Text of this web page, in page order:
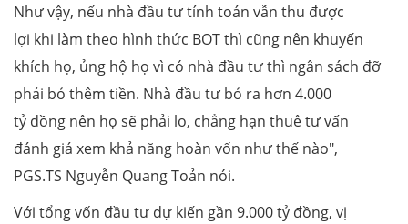
Như vậy, nếu nhà đầu tư tính toán vẫn thu được
lợi khi làm theo hình thức BOT thì cũng nên khuyến
khích họ, ủng hộ họ vì có nhà đầu tư thì ngân sách đỡ
phải bỏ thêm tiền. Nhà đầu tư bỏ ra hơn 4.000
tỷ đồng nên họ sẽ phải lo, chẳng hạn thuê tư vấn
đánh giá xem khả năng hoàn vốn như thế nào",
PGS.TS Nguyễn Quang Toản nói.
Với tổng vốn đầu tư dự kiến gần 9.000 tỷ đồng, vị